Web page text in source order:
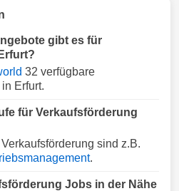
gibt es für
32 verfügbare
Erfurt.
für Verkaufsförderung
sind z.B.
.
Jobs in der Nähe